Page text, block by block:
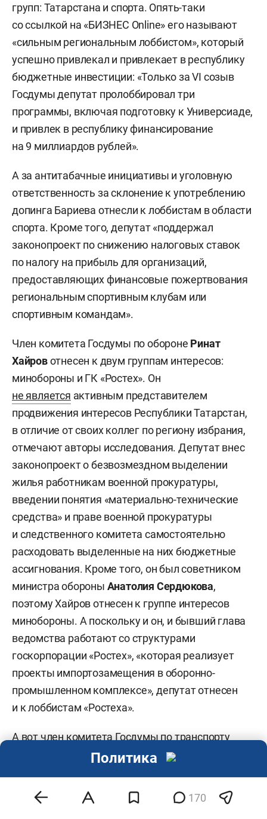
групп: Татарстана и спорта. Опять-таки
со ссылкой на «БИЗНЕС Online» его называют
«сильным региональным лоббистом», который
успешно привлекал и привлекает в республику
бюджетные инвестиции: «Только за VI созыв
Госдумы депутат пролоббировал три
программы, включая подготовку к Универсиаде,
и привлек в республику финансирование
на 9 миллиардов рублей».
А за антитабачные инициативы и уголовную
ответственность за склонение к употреблению
допинга Бариева отнесли к лоббистам в области
спорта. Кроме того, депутат «поддержал
законопроект по снижению налоговых ставок
по налогу на прибыль для организаций,
предоставляющих финансовые пожертвования
региональным спортивным клубам или
спортивным командам».
Член комитета Госдумы по обороне Ринат
Хайровотнесен к двум группам интересов:
минобороны и ГК «Ростех». Он
не является активным представителем
продвижения интересов Республики Татарстан,
в отличие от своих коллег по региону избрания,
отмечают авторы исследования. Депутат внес
законопроект о безвозмездном выделении
жилья работникам военной прокуратуры,
введении понятия «материально-технические
средства» и праве военной прокуратуры
и следственного комитета самостоятельно
расходовать выделенные на них бюджетные
ассигнования. Кроме того, он был советником
министра обороны Анатолия Сердюкова,
поэтому Хайров отнесен к группе интересов
минобороны. А поскольку и он, и бывший глава
ведомства работают со структурами
госкорпорации «Ростех», «которая реализует
проекты импортозамещения в оборонно-
промышленном комплексе», депутат отнесен
и к лоббистам «Ростеха».
А вот член комитета Госдумы по транспорту
и строительствуИршат Минкин, по мнению
республику, однако участвовал только
в принятии трех законов — и то не как основной
170
Политика